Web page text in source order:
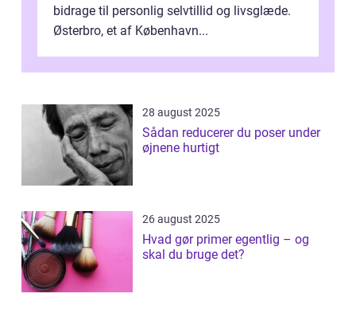
bidrage til personlig selvtillid og livsglæde.
Østerbro, et af København...
28 august 2025
Sådan reducerer du poser under
øjnene hurtigt
26 august 2025
Hvad gør primer egentlig – og
skal du bruge det?